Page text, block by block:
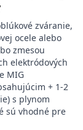
zváranie,
ocele alebo
zmesou
elektródových
MIG
+ 1-2
s plynom
sú vhodné pre